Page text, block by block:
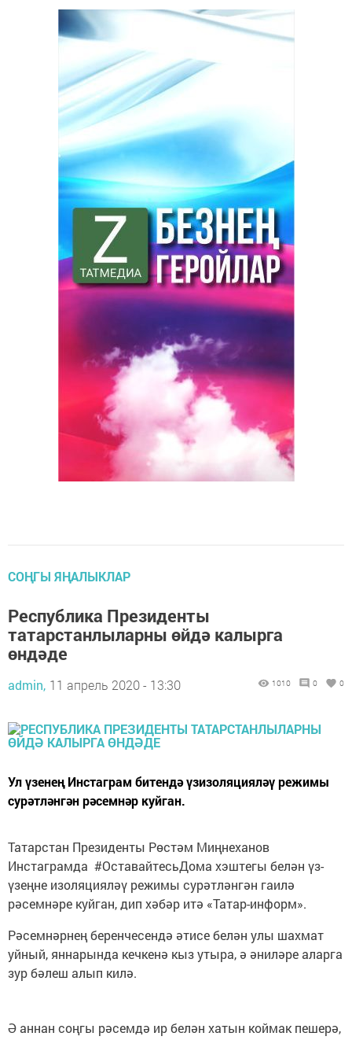
СОҢГЫ ЯҢАЛЫКЛАР
Республика Президенты
татарстанлыларны өйдә калырга
өндәде
admin, 11 апрель 2020 - 13:30 1010 0 0
Ул үзенең Инстаграм битендә үзизоляцияләү режимы
сурәтләнгән рәсемнәр куйган.
Татарстан Президенты Рөстәм Миңнеханов
Инстаграмда #ОставайтесьДома хэштегы белән үз-
үзеңне изоляцияләү режимы сурәтләнгән гаилә
рәсемнәре куйган, дип хәбәр итә «Татар-информ».
Рәсемнәрнең беренчесендә әтисе белән улы шахмат
уйный, яннарында кечкенә кыз утыра, ә әниләре аларга
зур бәлеш алып килә.
Ә аннан соңгы рәсемдә ир белән хатын коймак пешерә,